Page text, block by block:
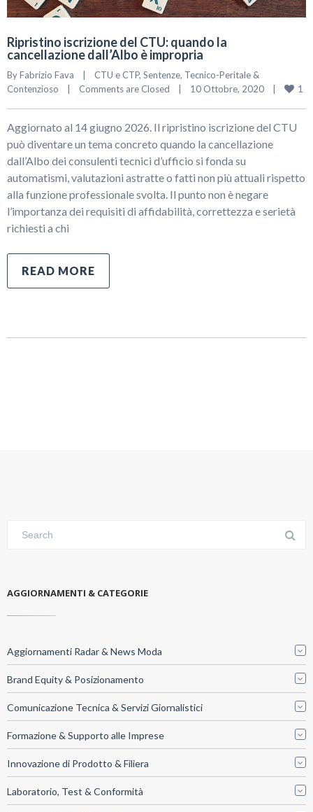
Ripristino iscrizione del CTU: quando la
cancellazione dall’Albo è impropria
By Fabrizio Fava | CTU e CTP, Sentenze, Tecnico-Peritale &
Contenzioso
| Comments are Closed | 10 Ottobre, 2020 | 1
Aggiornato al 14 giugno 2026. Il ripristino iscrizione del CTU
può diventare un tema concreto quando la cancellazione
dall’Albo dei consulenti tecnici d’ufficio si fonda su
automatismi, valutazioni astratte o fatti non più attuali rispetto
alla funzione professionale svolta. Il punto non è negare
l’importanza dei requisiti di affidabilità, correttezza e serietà
richiesti a chi
READ MORE
AGGIORNAMENTI & CATEGORIE
Aggiornamenti Radar & News Moda
Brand Equity & Posizionamento
Comunicazione Tecnica & Servizi Giornalistici
Formazione & Supporto alle Imprese
Innovazione di Prodotto & Filiera
Laboratorio, Test & Conformità